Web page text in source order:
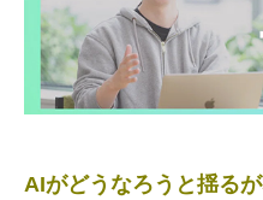
AIがどうなろうと揺る